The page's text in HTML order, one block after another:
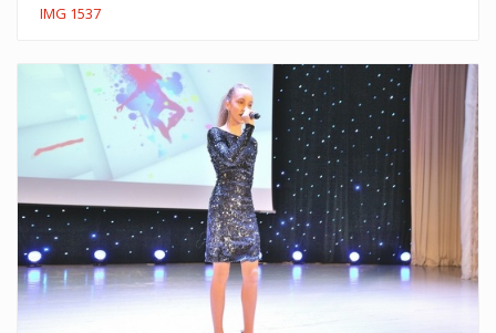
IMG 1537